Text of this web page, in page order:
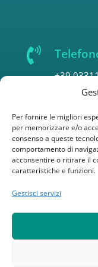
Per fornire le migliori
per memorizzare e/o
consenso a queste
comportamento di
acconsentire o ritirare il
caratteristiche e funzioni.
Gestisci servizi

+39

Collana
Serie 3|
Iscriviti